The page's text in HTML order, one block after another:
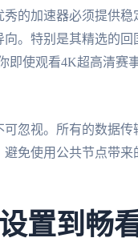
的加速器必须提供稳
。特别是其精选的
即使观看4K超高清赛
忽视。所有的数据
免使用公共节点带
置到畅